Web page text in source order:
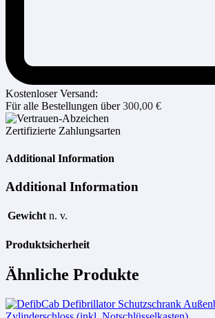
Kostenloser Versand:
Für alle Bestellungen über300,00 €
Zertifizierte Zahlungsarten
Additional Information
Additional Information
Gewicht n. v.
Produktsicherheit
Ähnliche Produkte